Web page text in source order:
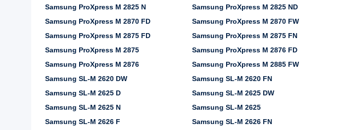
Samsung ProXpress M 2825 N
Samsung ProXpress M 2825 ND
Samsung ProXpress M 2870 FD
Samsung ProXpress M 2870 FW
Samsung ProXpress M 2875 FD
Samsung ProXpress M 2875 FN
Samsung ProXpress M 2875
Samsung ProXpress M 2876 FD
Samsung ProXpress M 2876
Samsung ProXpress M 2885 FW
Samsung SL-M 2620 DW
Samsung SL-M 2620 FN
Samsung SL-M 2625 D
Samsung SL-M 2625 DW
Samsung SL-M 2625 N
Samsung SL-M 2625
Samsung SL-M 2626 F
Samsung SL-M 2626 FN